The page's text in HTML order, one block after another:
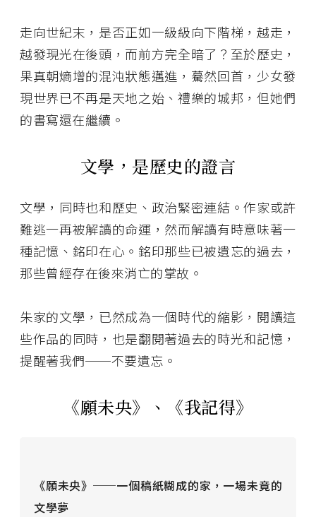
走向世紀末，是否正如一級級向下階梯，越走，
越發現光在後頭，而前方完全暗了？至於歷史，
果真朝熵增的混沌狀態邁進，驀然回首，少女發
現世界已不再是天地之始、禮樂的城邦，但她們
的書寫還在繼續。
文學，是歷史的證言
文學，同時也和歷史、政治緊密連結。作家或許
難逃一再被解讀的命運，然而解讀有時意味著一
種記憶、銘印在心。銘印那些已被遺忘的過去，
那些曾經存在後來消亡的掌故。
朱家的文學，已然成為一個時代的縮影，閱讀這
些作品的同時，也是翻閱著過去的時光和記憶，
提醒著我們──不要遺忘。
《願未央》、《我記得》
《願未央》──一個稿紙糊成的家，一場未竟的
文學夢